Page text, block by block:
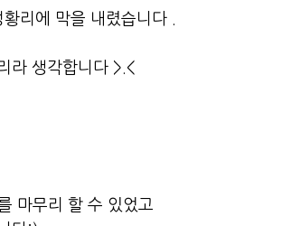
리에 막을 내렸습니다 .
라 생각합니다 >.<
마무리 할 수 있었고